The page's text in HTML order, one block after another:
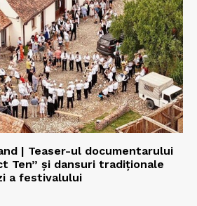
| Teaser-ul documentarului
Ten” şi dansuri tradiţionale
a festivalului